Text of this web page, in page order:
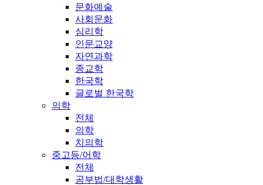
문화예술
사회문화
심리학
인문교양
자연과학
종교학
한국학
글로벌 한국학
의학
전체
의학
치의학
중고등/어학
전체
공부법/대학생활